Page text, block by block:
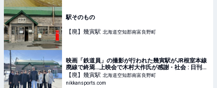
駅そのもの
【廃】幾寅駅 北海道空知郡南富良野町
映画「鉄道員」の撮影が行われた幾寅駅がJR根室本線
廃線で終焉…上映会で木村大作氏が感謝 - 社会 : 日刊ス
ポーツ
【廃】幾寅駅 北海道空知郡南富良野町
nikkansports.com